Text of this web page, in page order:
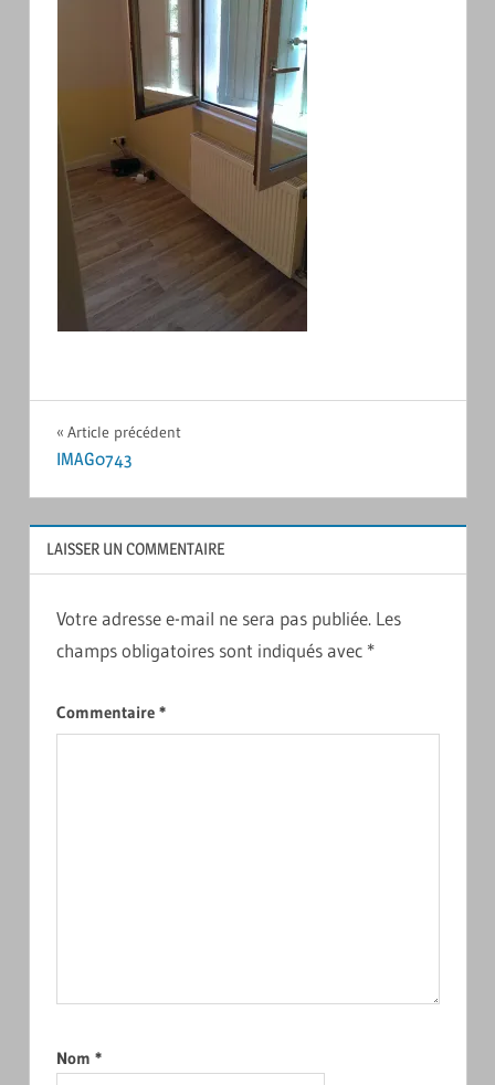
Navigation
l’article
Article précédent
IMAG0743
LAISSER UN COMMENTAIRE
Votre adresse e-mail ne sera pas publiée. Les
champs obligatoires sont indiqués avec *
Commentaire *
Nom *